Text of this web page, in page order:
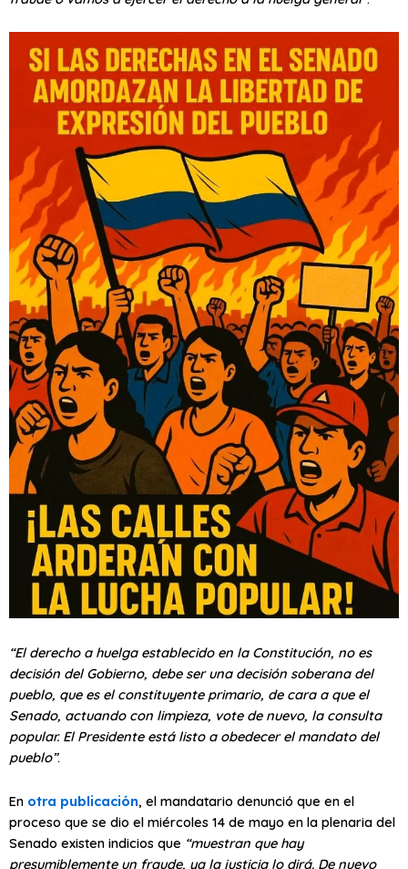
“El derecho a huelga establecido en la Constitución, no es
decisión del Gobierno, debe ser una decisión soberana del
pueblo, que es el constituyente primario, de cara a que el
Senado, actuando con limpieza, vote de nuevo, la consulta
popular. El Presidente está listo a obedecer el mandato del
pueblo”.
En otra publicación, el mandatario denunció que en el
proceso que se dio el miércoles 14 de mayo en la plenaria del
Senado existen indicios que “muestran que hay
presumiblemente un fraude, ya la justicia lo dirá. De nuevo